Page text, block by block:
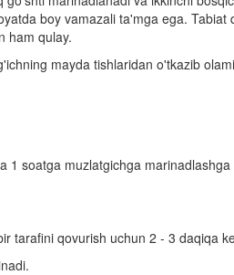
boy vamazali ta'mga ega. Tabiat
ham qulay.
mayda tishlaridan o'tkazib
soatga muzlatgichga
tarafini qovurish uchun 2 - 3 daqiqa